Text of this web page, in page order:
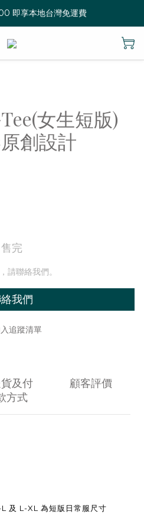
即享本地台灣免運費
女生短版)
創設計
售完
請聯絡我們。
我們
追蹤清單
及付
方式
顧客評價
及 L-XL 為短版日常服尺寸